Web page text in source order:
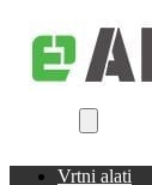
Vrtni alati